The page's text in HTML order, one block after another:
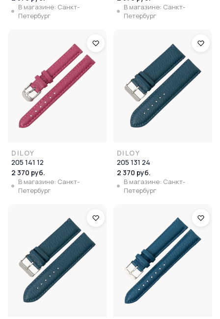
В магазине: Санкт-
Петербург
В магазине: Санкт-
Петербург
DILOY
205 141 12
2 370 руб.
В магазине: Санкт-
Петербург
DILOY
205 131 24
2 370 руб.
В магазине: Санкт-
Петербург